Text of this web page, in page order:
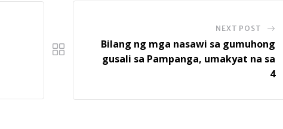
NEXT POST
Bilang ng mga nasawi sa gumuhong
gusali sa Pampanga, umakyat na sa
4